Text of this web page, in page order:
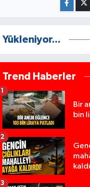
Yükleniyor...
Trend Haberler
Bir
bin
1
2
3